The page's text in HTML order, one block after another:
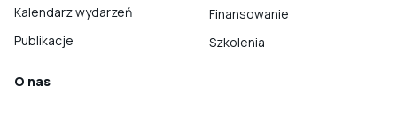
Kalendarz wydarzeń
Publikacje
O nas
Finansowanie
Szkolenia